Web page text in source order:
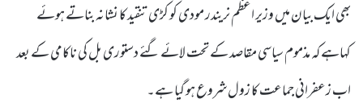
بھی ایک بیان میں وزیر اعظم نریندر مودی کو کڑی تنقید کا نشانہ بناتے ہوئے
کہاہے کہ مذموم سیاسی مقاصد کے تحت لائے گئے دستوری بل کی ناکامی کے بعد
اب زعفرانی جماعت کا زول شروع ہو گیا ہے۔